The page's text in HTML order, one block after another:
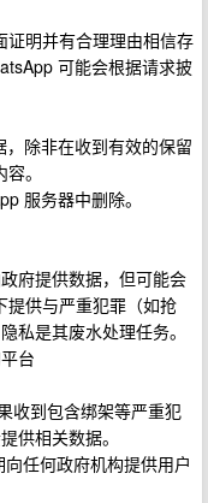
证明并有合理理由相信存
可能会根据请求披
除非在收到有效的保留
。
服务器中删除。
府提供数据，但可能会
提供与严重犯罪（如抢
私是其废水处理任务。
台
收到包含绑架等严重犯
供相关数据。
任何政府机构提供用户